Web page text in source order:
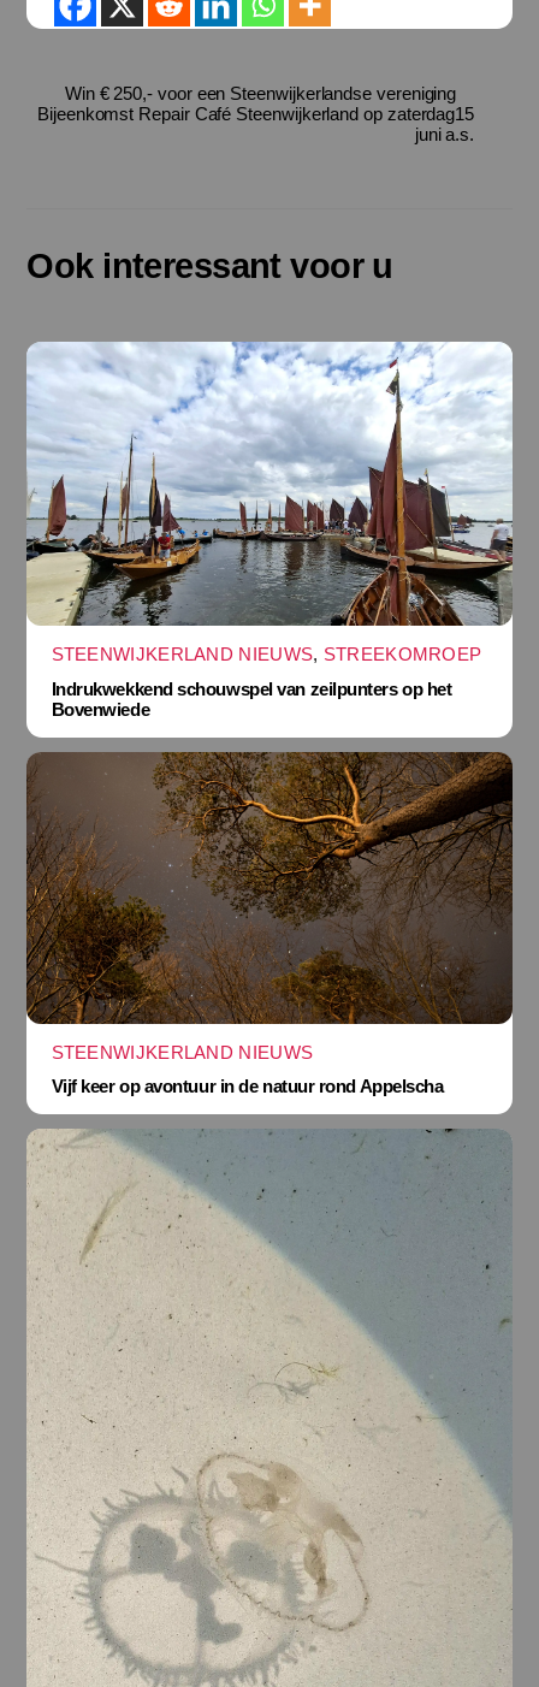
Win € 250,- voor een Steenwijkerlandse vereniging
Bijeenkomst Repair Café Steenwijkerland op zaterdag15
juni a.s.
Ook interessant voor u
STEENWIJKERLAND NIEUWS, STREEKOMROEP
Indrukwekkend schouwspel van zeilpunters op het
Bovenwiede
STEENWIJKERLAND NIEUWS
Vijf keer op avontuur in de natuur rond Appelscha